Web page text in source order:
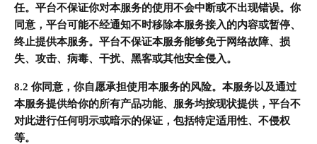
任。平台不保证你对本服务的使用不会中断或不出现错误。你
同意，平台可能不经通知不时移除本服务接入的内容或暂停、
终止提供本服务。平台不保证本服务能够免于网络故障、损
失、攻击、病毒、干扰、黑客或其他安全侵入。
8.2 你同意，你自愿承担使用本服务的风险。本服务以及通过
本服务提供给你的所有产品功能、服务均按现状提供，平台不
对此进行任何明示或暗示的保证，包括特定适用性、不侵权
等。